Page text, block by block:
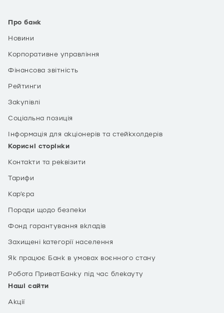
Про банк
Новини
Корпоративне управління
Фінансова звітність
Рейтинги
Закупівлі
Соціальна позиція
Інформація для акціонерів та стейкхолдерів
Корисні сторінки
Контакти та реквізити
Тарифи
Кар’єра
Поради щодо безпеки
Фонд гарантування вкладів
Захищені категорії населення
Як працює Банк в умовах воєнного стану
Робота ПриватБанку під час блекауту
Наші сайти
Акції